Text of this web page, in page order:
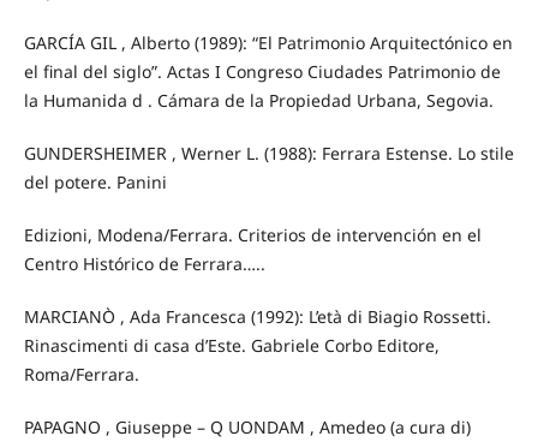
GARCÍA GIL , Alberto (1989): “El Patrimonio Arquitectónico en
el final del siglo”. Actas I Congreso Ciudades Patrimonio de
la Humanida d . Cámara de la Propiedad Urbana, Segovia.
GUNDERSHEIMER , Werner L. (1988): Ferrara Estense. Lo stile
del potere. Panini
Edizioni, Modena/Ferrara. Criterios de intervención en el
Centro Histórico de Ferrara…..
MARCIANÒ , Ada Francesca (1992): L’età di Biagio Rossetti.
Rinascimenti di casa d’Este. Gabriele Corbo Editore,
Roma/Ferrara.
PAPAGNO , Giuseppe – Q UONDAM , Amedeo (a cura di)